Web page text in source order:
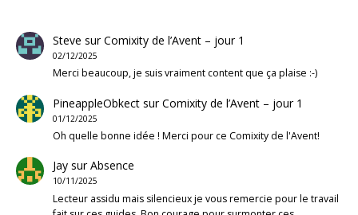
Steve surComixity de l’Avent – jour 1
02/12/2025
Merci beaucoup, je suis vraiment content que ça plaise :-)
PineappleObkectsurComixity de l’Avent – jour 1
01/12/2025
Oh quelle bonne idée ! Merci pour ce Comixity de l'Avent!
JaysurAbsence
10/11/2025
Lecteur assidu mais silencieux je vous remercie pour le travail